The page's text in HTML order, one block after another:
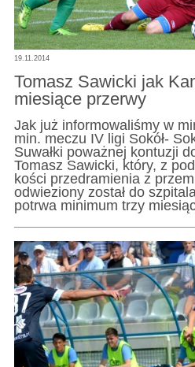
19.11.2014
Tomasz Sawicki jak
miesiące przerwy
Jak już informowaliśmy w
min. meczu IV ligi Sokół-
Suwałki poważnej kontuzji
Tomasz Sawicki, który, z
kości przedramienia z
odwieziony został do
potrwa minimum trzy